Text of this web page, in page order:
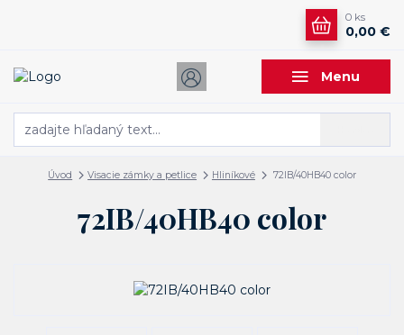
Menu
0 ks
0,00 €
Úvod Visacie zámky a petlice Hliníkové 72IB/40HB40 color
72IB/40HB40 color